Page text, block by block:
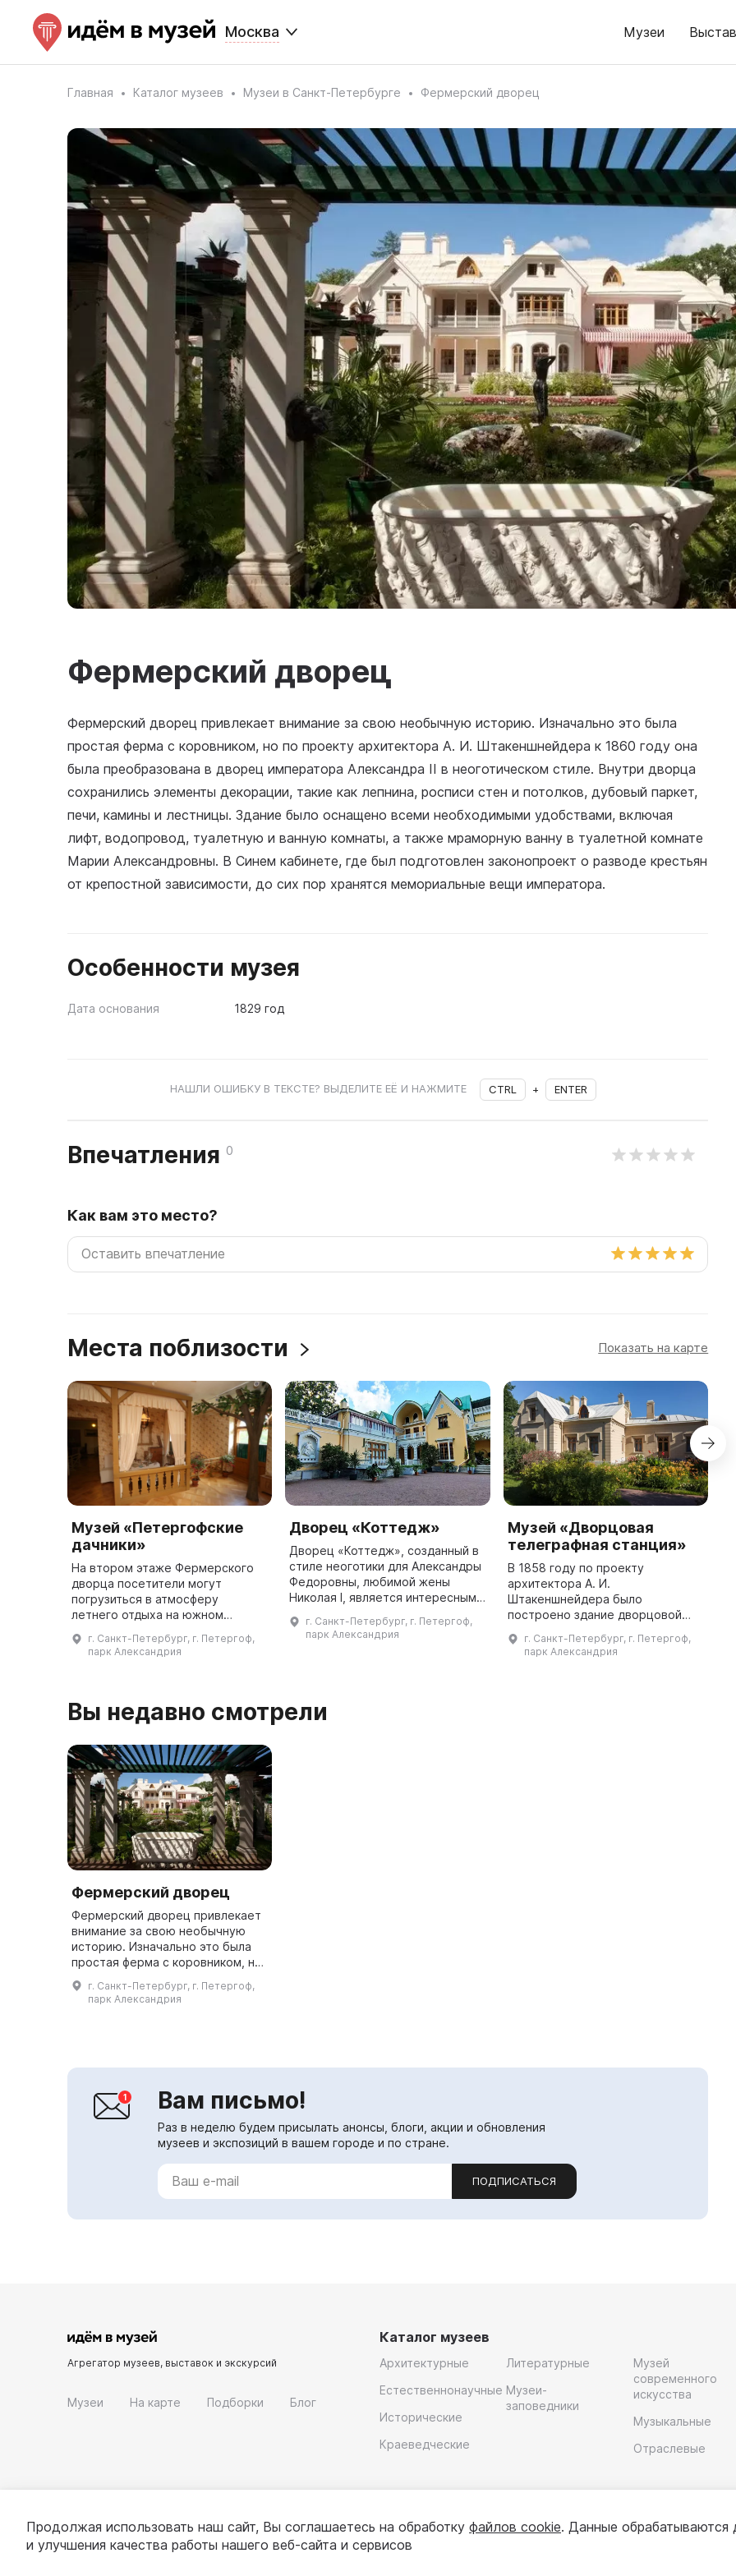
Москва Музеи
Главная Каталог музеев Музеи в Санкт-Петербурге Фермерский дворец
Фермерский дворец
Фермерский дворец привлекает внимание за свою необычную историю. Изначально это была
простая ферма с коровником, но по проекту архитектора А. И. Штакеншнейдера к 1860 году она
была преобразована в дворец императора Александра II в неоготическом стиле. Внутри дворца
сохранились элементы декорации, такие как лепнина, росписи стен и потолков, дубовый паркет,
печи, камины и лестницы. Здание было оснащено всеми необходимыми удобствами, включая
лифт, водопровод, туалетную и ванную комнаты, а также мраморную ванну в туалетной комнате
Марии Александровны. В Синем кабинете, где был подготовлен законопроект о разводе крестьян
от крепостной зависимости, до сих пор хранятся мемориальные вещи императора.
Особенности музея
Дата основания 1829 год
НАШЛИ ОШИБКУ В ТЕКСТЕ? ВЫДЕЛИТЕ ЕЁ И НАЖМИТЕ CTRL + ENTER
Впечатления 0
Как вам это место?
Места поблизости Показать на карте
Музей «Петергофские
дачники»
На втором этаже Фермерского
дворца посетители могут
погрузиться в атмосферу
летнего отдыха на южном
— начала ХХ веков. В музее
представлено более 300
г. Санкт-Петербург, г. Петергоф,
парк Александрия
Дворец «Коттедж»
Дворец «Коттедж», созданный в
стиле неоготики для Александры
Федоровны, любимой жены
Николая I, является интересным
реликвиями. В частности, в стену
г. Санкт-Петербург, г. Петергоф,
парк Александрия
Музей «Дворцовая
телеграфная станция»
В 1858 году по проекту
архитектора А. И.
Штакеншнейдера было
построено здание дворцовой
Александрии, входящей в состав
Кронштадтской линии
г. Санкт-Петербург, г. Петергоф,
парк Александрия
Вы недавно смотрели
Фермерский дворец
Фермерский дворец привлекает
внимание за свою необычную
историю. Изначально это была
простая ферма с коровником, но
по проекту архитектора А. И.
Штакеншнейдера к 1860 году она
была преобразована в дво...
г. Санкт-Петербург, г. Петергоф,
парк Александрия
Вам письмо!
Раз в неделю будем присылать анонсы, блоги, акции и обновления
музеев и экспозиций в вашем городе и по стране.
ПОДПИСАТЬСЯ
Агрегатор музеев, выставок и экскурсий
Музеи На карте Подборки Блог
Каталог музеев
Архитектурные
Естественнонаучные
Исторические
Краеведческие
Литературные
Музеи-
заповедники
Музей
современного
искусства
Музыкальные
Отраслевые
Продолжая использовать наш сайт, Вы соглашаетесь на обработку файлов cookie. Данные обрабатываются
и улучшения качества работы нашего веб-сайта и сервисов